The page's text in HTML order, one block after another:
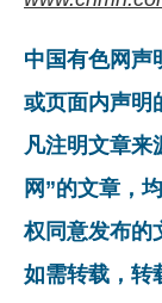
中国有色网声
或页面内声明
凡注明文章来
网”的文章，
权同意发布的
如需转载，转